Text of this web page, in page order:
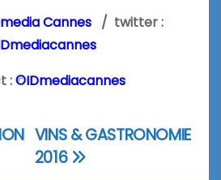
Cannes/ twitter :
:©IDmediacannes
VINS & GASTRONOMIE
2016